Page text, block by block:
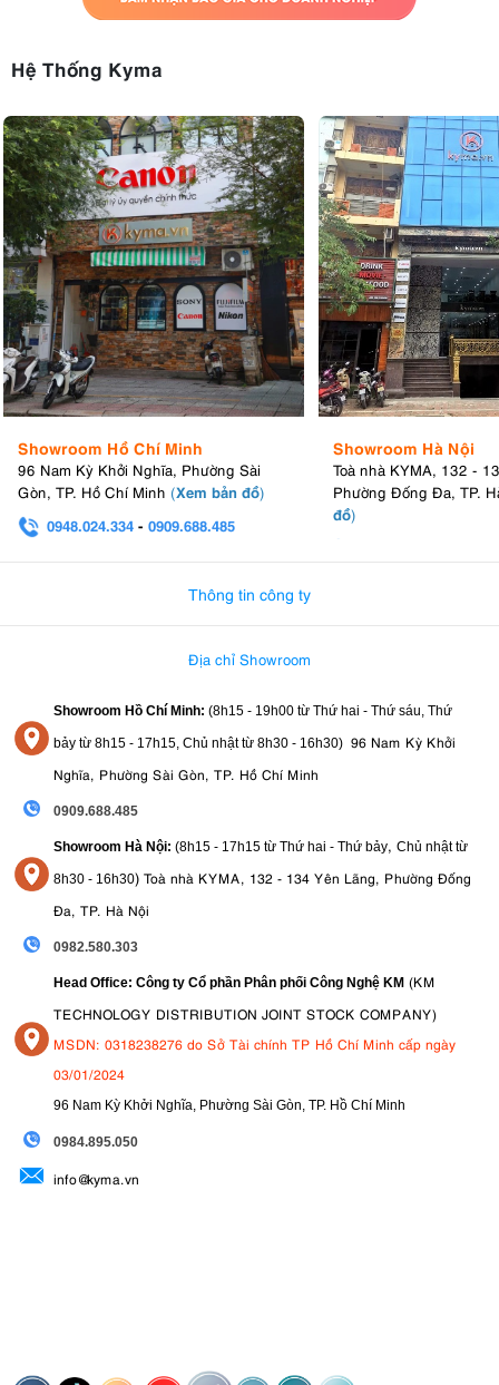
Hệ Thống Kyma
Showroom Hồ Chí Minh
96 Nam Kỳ Khởi Nghĩa, Phường Sài
Gòn, TP. Hồ Chí Minh (Xem bản đồ)
0948.024.334 - 0909.688.485
Showroom Hà Nội
Toà nhà KYMA, 132 -
Phường Đống Đa, TP.
đồ)
Thông tin công ty
Địa chỉ Showroom
Showroom Hồ Chí Minh: (8h15 - 19h00 từ Thứ hai - Thứ sáu, Thứ
bảy từ 8h15 - 17h15, Chủ nhật từ 8h30 - 16h30) 96 Nam Kỳ Khởi
Nghĩa, Phường Sài Gòn, TP. Hồ Chí Minh
0909.688.485
Showroom Hà Nội: (8h15 - 17h15 từ Thứ hai - Thứ bảy, Chủ nhật từ
8h30 - 16h30) Toà nhà KYMA, 132 - 134 Yên Lãng, Phường Đống
Đa, TP. Hà Nội
0982.580.303
Head Office: Công ty Cổ phần Phân phối Công Nghệ KM (KM
TECHNOLOGY DISTRIBUTION JOINT STOCK COMPANY)
MSDN: 0318238276 do Sở Tài chính TP Hồ Chí Minh cấp ngày
03/01/2024
96 Nam Kỳ Khởi Nghĩa, Phường Sài Gòn, TP. Hồ Chí Minh
0984.895.050
info@kyma.vn